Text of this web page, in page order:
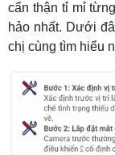
cẩn thận tỉ mỉ
hảo nhất. Dưới
chị cùng tìm hiểu